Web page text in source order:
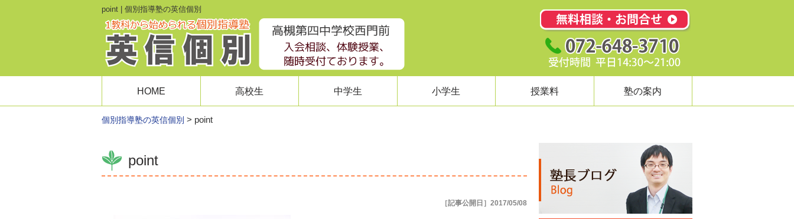
point | 個別指導塾の英信個別
HOME 高校生 中学生 小学生 授業料 塾の案内
個別指導塾の英信個別 > point
point
［記事公開日］2017/05/08